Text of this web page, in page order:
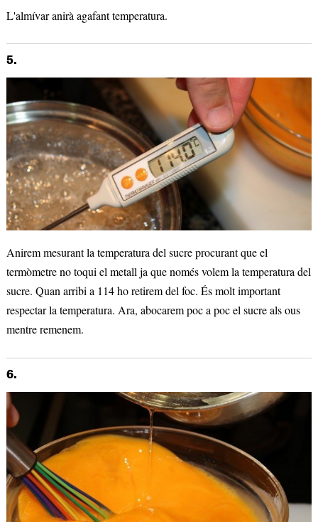
L'almívar anirà agafant temperatura.
5.
Anirem mesurant la temperatura del sucre procurant que el
termòmetre no toqui el metall ja que només volem la temperatura del
sucre. Quan arribi a 114 ho retirem del foc. És molt important
respectar la temperatura. Ara, abocarem poc a poc el sucre als ous
mentre remenem.
6.